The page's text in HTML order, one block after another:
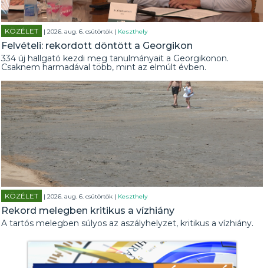
KÖZÉLET | 2026. aug. 6. csütörtök | Keszthely
Felvételi: rekordott döntött a Georgikon
334 új hallgató kezdi meg tanulmányait a Georgikonon.
Csaknem harmadával több, mint az elmúlt évben.
KÖZÉLET | 2026. aug. 6. csütörtök | Keszthely
Rekord melegben kritikus a vízhiány
A tartós melegben súlyos az aszályhelyzet, kritikus a vízhiány.